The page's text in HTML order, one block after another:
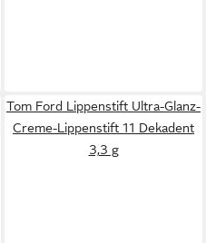
Tom Ford Lippenstift Ultra-Glanz-
Creme-Lippenstift 11 Dekadent
3,3 g